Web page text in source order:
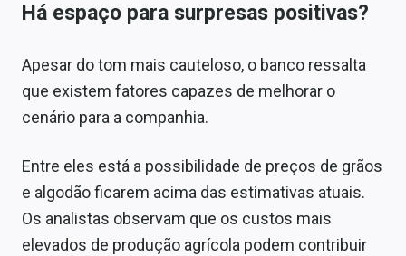
Há espaço para surpresas positivas?
Apesar do tom mais cauteloso, o banco ressalta
que existem fatores capazes de melhorar o
cenário para a companhia.
Entre eles está a possibilidade de preços de grãos
e algodão ficarem acima das estimativas atuais.
Os analistas observam que os custos mais
elevados de produção agrícola podem contribuir